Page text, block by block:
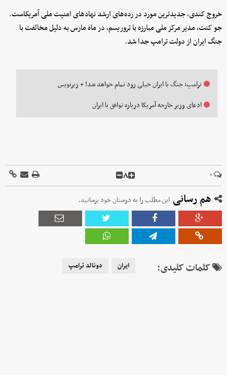
خروج کندی، جدیدترین مورد در رده‌های ارشد نهادهای امنیت ملی آمریکاست.
جو کنت، مدیر مرکز ملی مبارزه با تروریسم، در ماه مارس به دلیل مخالفت با
جنگ ایران از دولت ترامپ جدا شد.
ترامپ: جنگ با ایران خیلی زود تمام خواهد شد! + زیرنویس
ادعای وزیر خارجه آمریکا درباره توافق با ایران
۰ A
هم رسانی این مطلب را به دوستان خود برسانید.
کلمات کلیدی: ایران دونالد ترامپ